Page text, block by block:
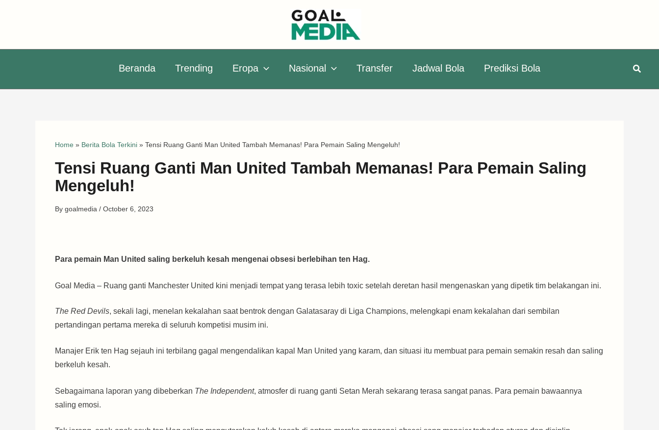
Beranda Trending Eropa Nasional Transfer Jadwal Bola Prediksi Bola
Home » Berita Bola Terkini » Tensi Ruang Ganti Man United Tambah Memanas! Para Pemain Saling Mengeluh!
Tensi Ruang Ganti Man United Tambah Memanas! Para Pemain Saling
Mengeluh!
By goalmedia / October 6, 2023
Para pemain Man United saling berkeluh kesah mengenai obsesi berlebihan ten Hag.
Goal Media – Ruang ganti Manchester United kini menjadi tempat yang terasa lebih toxic setelah deretan hasil mengenaskan yang dipetik tim belakangan ini.
The Red Devils, sekali lagi, menelan kekalahan saat bentrok dengan Galatasaray di Liga Champions, melengkapi enam kekalahan dari sembilan
pertandingan pertama mereka di seluruh kompetisi musim ini.
Manajer Erik ten Hag sejauh ini terbilang gagal mengendalikan kapal Man United yang karam, dan situasi itu membuat para pemain semakin resah dan saling
berkeluh kesah.
Sebagaimana laporan yang dibeberkan The Independent, atmosfer di ruang ganti Setan Merah sekarang terasa sangat panas. Para pemain bawaannya
saling emosi.